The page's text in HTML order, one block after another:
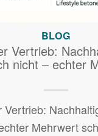
BLOG
Vertrieb:
nicht – echter
Vertrieb:
Mehrwert